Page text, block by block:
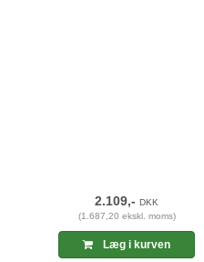
2.109,-DKK
(1.687,20 ekskl. moms)
Læg i kurven